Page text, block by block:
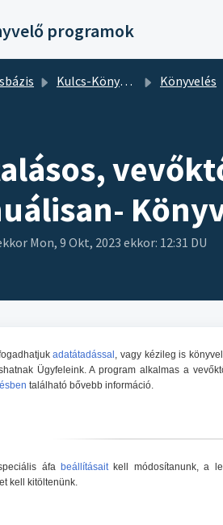
programok
Kulcs-Könyvelés Könyvelés
Mon, 9 Okt, 2023 ekkor: 12:31 DU
adatátadással , vagy kézileg is
Ügyfeleink. A program alkalmas a
található bővebb információ.
áfa beállításaitkell módosítanunk, a
kell kitöltenünk.